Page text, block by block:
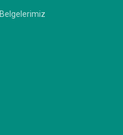
Belgelerimiz